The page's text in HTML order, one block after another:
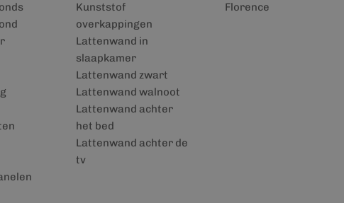
Kunststof
overkappingen
Lattenwand in
slaapkamer
Lattenwand zwart
Lattenwand walnoot
Lattenwand achter
het bed
Lattenwand achter de
tv
Florence